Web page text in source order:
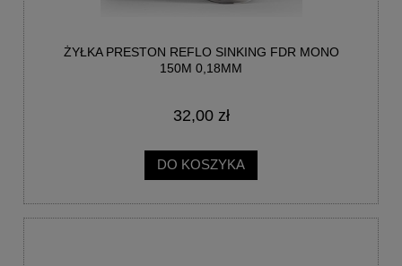
ŻYŁKA PRESTON REFLO SINKING FDR MONO
150M 0,18MM
32,00 zł
DO KOSZYKA